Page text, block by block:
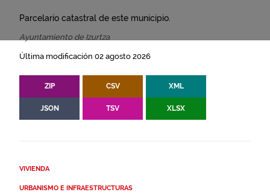
Parcelario catastral de este municipio.
Ayuntamiento de Izurtza
Última modificación 02 agosto 2026
ZIP CSV XML
JSON TSV XLSX
VIVIENDA
URBANISMO E INFRAESTRUCTURAS